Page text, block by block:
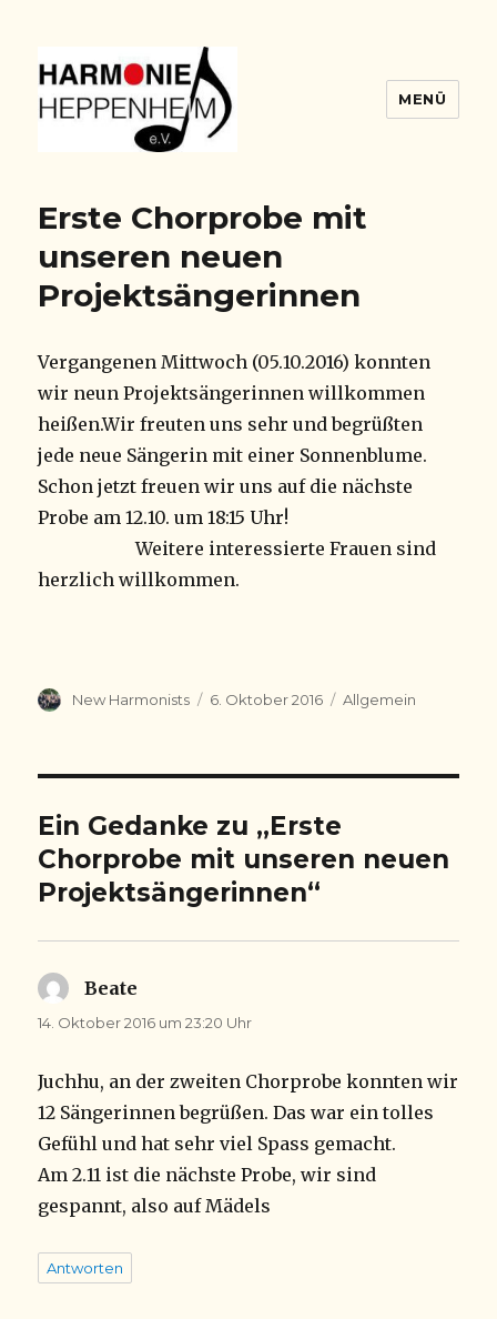
MENÜ
Erste Chorprobe mit
unseren neuen
Projektsängerinnen
Vergangenen Mittwoch (05.10.2016) konnten
wir neun Projektsängerinnen willkommen
heißen.Wir freuten uns sehr und begrüßten
jede neue Sängerin mit einer Sonnenblume.
Schon jetzt freuen wir uns auf die nächste
Probe am 12.10. um 18:15 Uhr!
Weitere interessierte Frauen sind
herzlich willkommen.
Autor
New Harmonists
Veröffentlicht
6. Oktober 2016 Kategorien
Allgemein
Ein Gedanke zu „Erste
Chorprobe mit unseren neuen
Projektsängerinnen“
Beate
14. Oktober 2016 um 23:20 Uhr
Juchhu, an der zweiten Chorprobe konnten wir
12 Sängerinnen begrüßen. Das war ein tolles
Gefühl und hat sehr viel Spass gemacht.
Am 2.11 ist die nächste Probe, wir sind
gespannt, also auf Mädels
Antworten